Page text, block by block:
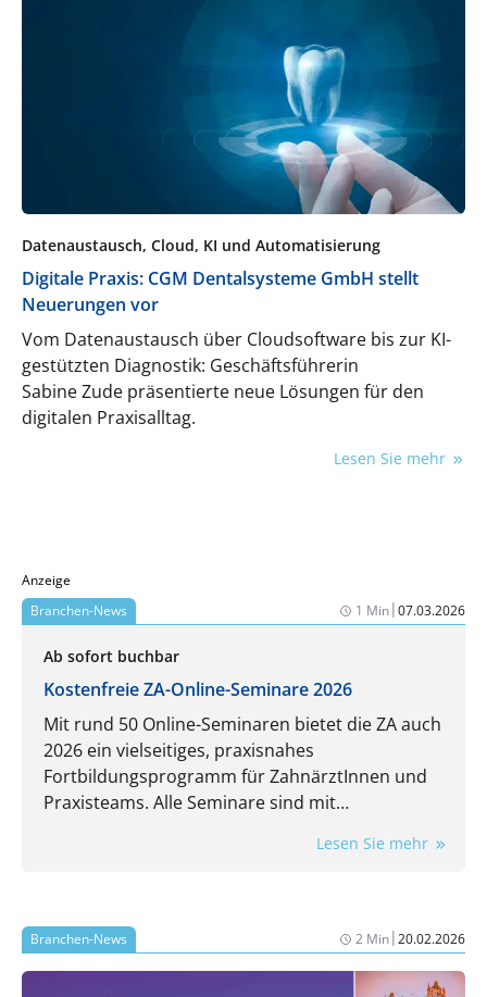
Datenaustausch, Cloud, KI und Automatisierung
Digitale Praxis: CGM Dentalsysteme GmbH stellt
Neuerungen vor
Vom Datenaustausch über Cloudsoftware bis zur KI-
gestützten Diagnostik: Geschäftsführerin
Sabine Zude präsentierte neue Lösungen für den
digitalen Praxisalltag.
Lesen Sie mehr
Anzeige
Branchen-News
1 Min|07.03.2026
Ab sofort buchbar
Kostenfreie ZA-Online-Seminare 2026
Mit rund 50 Online-Seminaren bietet die ZA auch
2026 ein vielseitiges, praxisnahes
Fortbildungsprogramm für ZahnärztInnen und
Praxisteams. Alle Seminare sind mit
Lesen Sie mehr
Branchen-News 2 Min|20.02.2026